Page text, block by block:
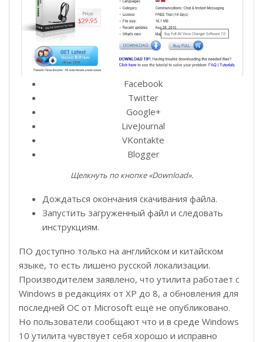
Facebook
Twitter
Google+
LiveJournal
VKontakte
Blogger
Щелкнуть по кнопке «Download».
Дождаться окончания скачивания файла.
Запустить загруженный файл и следовать
инструкциям.
ПО доступно только на английском и китайском
языке, то есть лишено русской локализации.
Производителем заявлено, что утилита работает с
Windows в редакциях от XP до 8, а обновления для
последней ОС от Microsoft ещё не опубликовано.
Но пользователи сообщают что и в среде Windows
10 утилита чувствует себя хорошо и исправно